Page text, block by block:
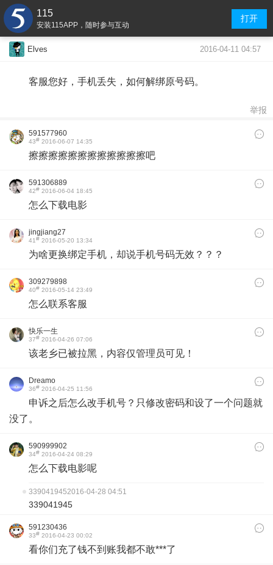
115
安装115APP，随时参与互动
打开
Elves 2016-04-11 04:57
客服您好，手机丢失，如何解绑原号码。
举报
591577960
43# 2016-06-07 14:35
擦擦擦擦擦擦擦擦擦擦擦擦吧
591306889
42# 2016-06-04 18:45
怎么下载电影
jingjiang27
41# 2016-05-20 13:34
为啥更换绑定手机，却说手机号码无效？？？
309279898
40# 2016-05-14 23:49
怎么联系客服
快乐一生
37# 2016-04-26 07:06
该老乡已被拉黑，内容仅管理员可见！
Dreamo
36# 2016-04-25 11:56
申诉之后怎么改手机号？只修改密码和设了一个问题就
没了。
590999902
34# 2016-04-24 08:29
‍怎么‍下载‍电影‍呢
3390419452016-04-28 04:51
339041945
591230436
33# 2016-04-23 00:02
看你们充了钱不到账我都不敢***了